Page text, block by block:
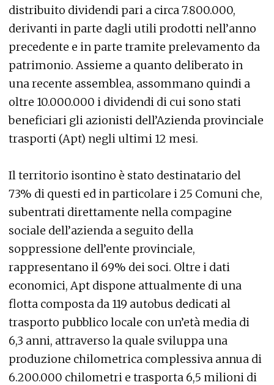
distribuito dividendi pari a circa 7.800.000,
derivanti in parte dagli utili prodotti nell’anno
precedente e in parte tramite prelevamento da
patrimonio. Assieme a quanto deliberato in
una recente assemblea, assommano quindi a
oltre 10.000.000 i dividendi di cui sono stati
beneficiari gli azionisti dell’Azienda provinciale
trasporti (Apt) negli ultimi 12 mesi.
Il territorio isontino è stato destinatario del
73% di questi ed in particolare i 25 Comuni che,
subentrati direttamente nella compagine
sociale dell’azienda a seguito della
soppressione dell’ente provinciale,
rappresentano il 69% dei soci. Oltre i dati
economici, Apt dispone attualmente di una
flotta composta da 119 autobus dedicati al
trasporto pubblico locale con un’età media di
6,3 anni, attraverso la quale sviluppa una
produzione chilometrica complessiva annua di
6.200.000 chilometri e trasporta 6,5 milioni di